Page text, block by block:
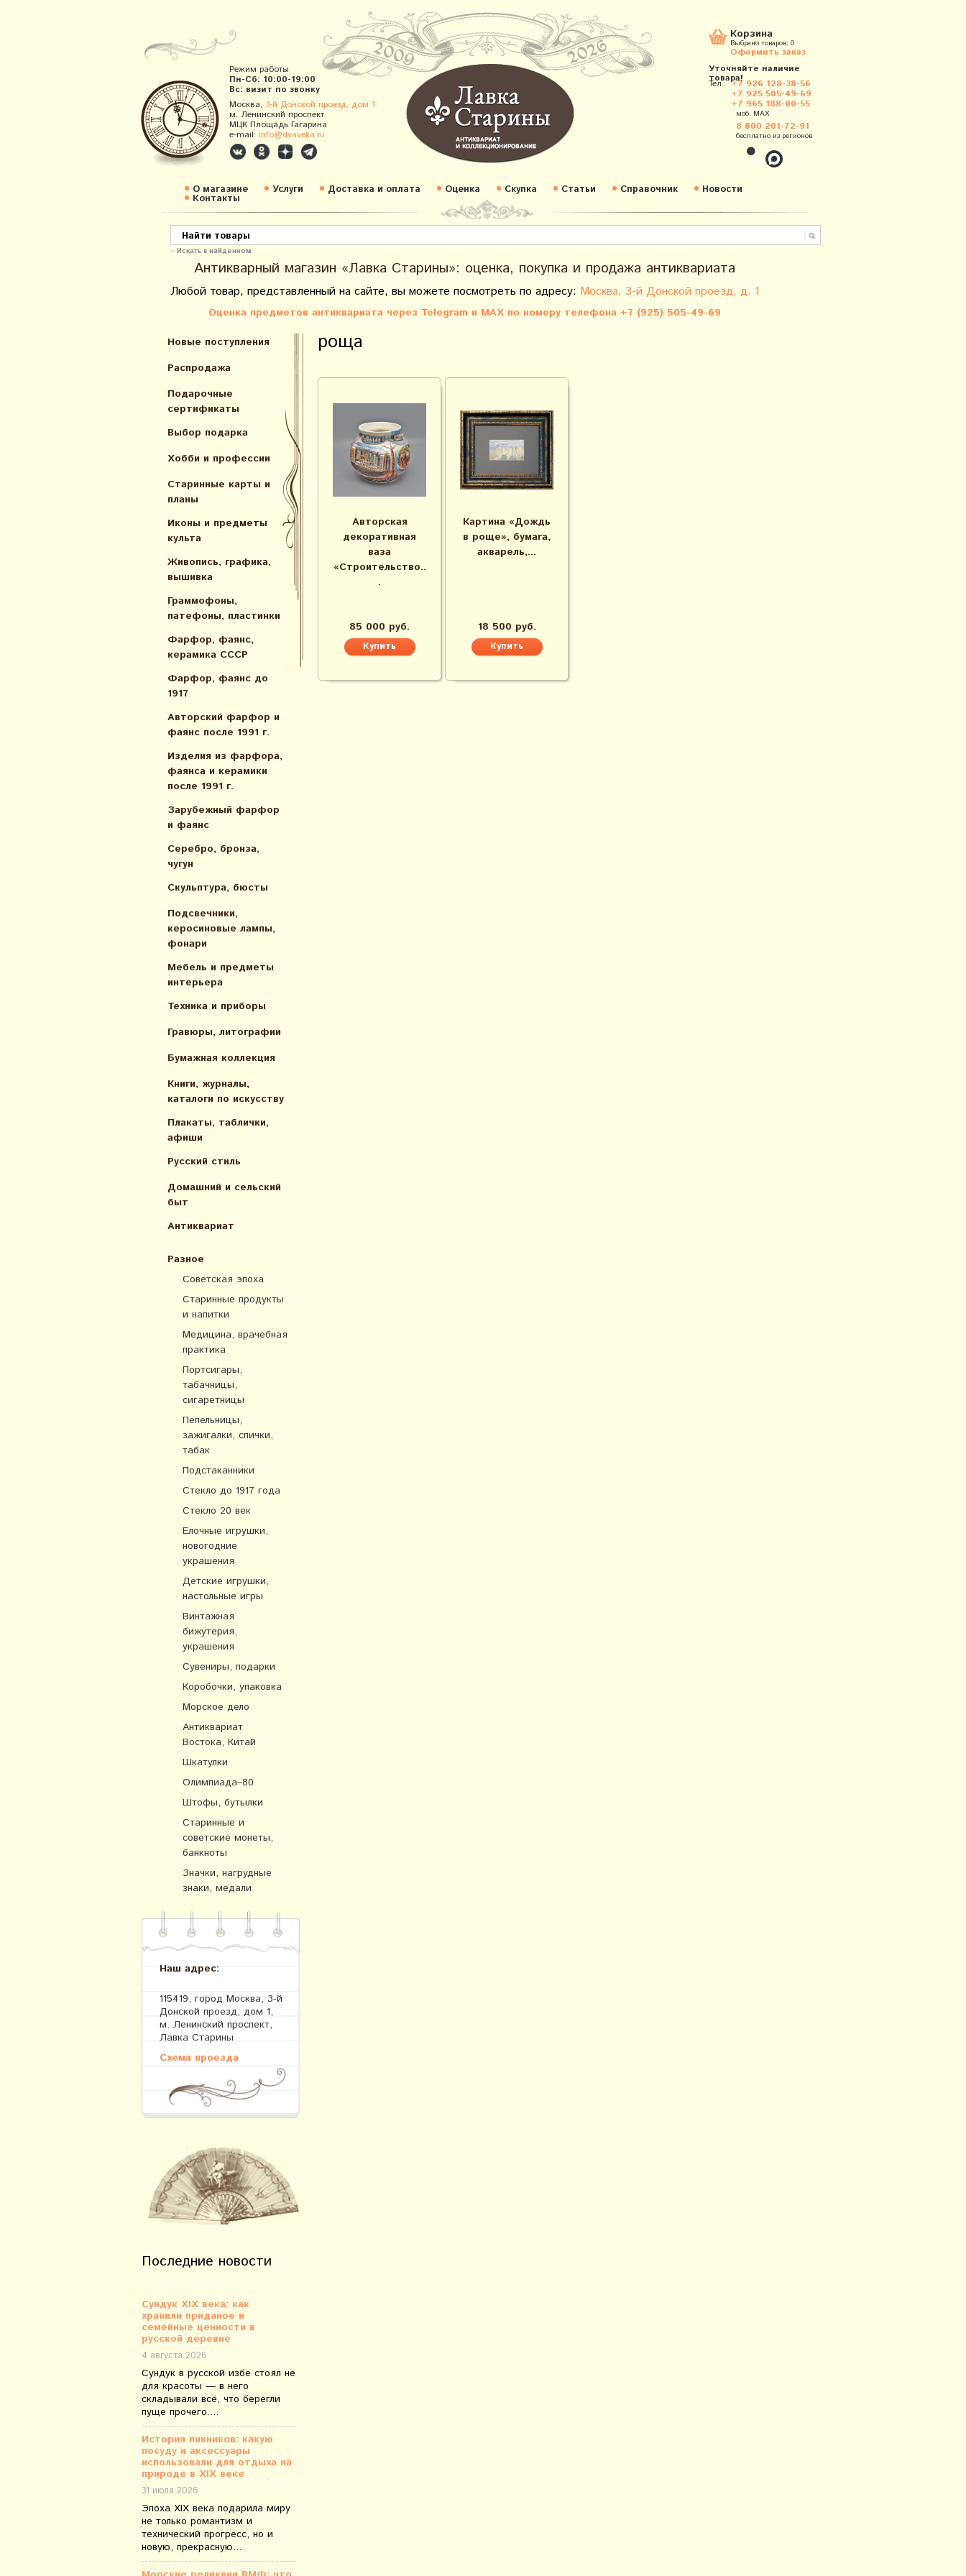
Режим работы
Пн-Сб: 10:00-19:00
Вс: визит по звонку
Москва, 3-й Донской проезд, дом 1
м. Ленинский проспект
МЦК Площадь Гагарина
e-mail: info@dvaveka.ru
Корзина
Выбрано товаров: 0
Оформить заказ
Уточняйте наличие
товара!
Тел.: +7 926 128-38-56
+7 925 505-49-69
+7 965 188-00-55
моб. MAX
8 800 201-72-91
бесплатно из регионов
О магазине Услуги Доставка и оплата Оценка Скупка Статьи Справочник Новости
Контакты
Искать в найденном
Антикварный магазин «Лавка Старины»: оценка, покупка и продажа антиквариата
Любой товар, представленный на сайте, вы можете посмотреть по адресу: Москва, 3-й Донской проезд, д. 1
Оценка предметов антиквариата через Telegram и MAX по номеру телефона +7 (925) 505-49-69
Новые поступления
Распродажа
Подарочные
сертификаты
Выбор подарка
Хобби и профессии
Старинные карты и
планы
Иконы и предметы
культа
Живопись, графика,
вышивка
Граммофоны,
патефоны, пластинки
Фарфор, фаянс,
керамика СССР
Фарфор, фаянс до
1917
Авторский фарфор и
фаянс после 1991 г.
Изделия из фарфора,
фаянса и керамики
после 1991 г.
Зарубежный фарфор
и фаянс
Серебро, бронза,
чугун
Скульптура, бюсты
Подсвечники,
керосиновые лампы,
фонари
Мебель и предметы
интерьера
Техника и приборы
Гравюры, литографии
Бумажная коллекция
Книги, журналы,
каталоги по искусcтву
Плакаты, таблички,
афиши
Русский стиль
Домашний и сельский
быт
Антиквариат
Разное
Советская эпоха
Старинные продукты
и напитки
Медицина, врачебная
практика
Портсигары,
табачницы,
сигаретницы
Пепельницы,
зажигалки, спички,
табак
Подстаканники
Стекло до 1917 года
Стекло 20 век
Елочные игрушки,
новогодние
украшения
Детские игрушки,
настольные игры
Винтажная
бижутерия,
украшения
Сувениры, подарки
Коробочки, упаковка
Морское дело
Антиквариат
Востока, Китай
Шкатулки
Олимпиада–80
Штофы, бутылки
Старинные и
советские монеты,
банкноты
Значки, нагрудные
знаки, медали
Наш адрес:
115419, город Москва, 3-й
Донской проезд, дом 1,
м. Ленинский проспект,
Лавка Старины
Схема проезда
Последние новости
Сундук XIX века: как
хранили приданое и
семейные ценности в
русской деревне
4 августа 2026
Сундук в русской избе стоял не
для красоты — в него
складывали всё, что берегли
пуще прочего....
История пикников: какую
посуду и аксессуары
использовали для отдыха на
природе в XIX веке
31 июля 2026
Эпоха XIX века подарила миру
не только романтизм и
технический прогресс, но и
новую, прекрасную...
роща
Авторская
декоративная
ваза
«Строительство..
.
85 000 руб.
Картина «Дождь
в роще», бумага,
акварель,...
18 500 руб.